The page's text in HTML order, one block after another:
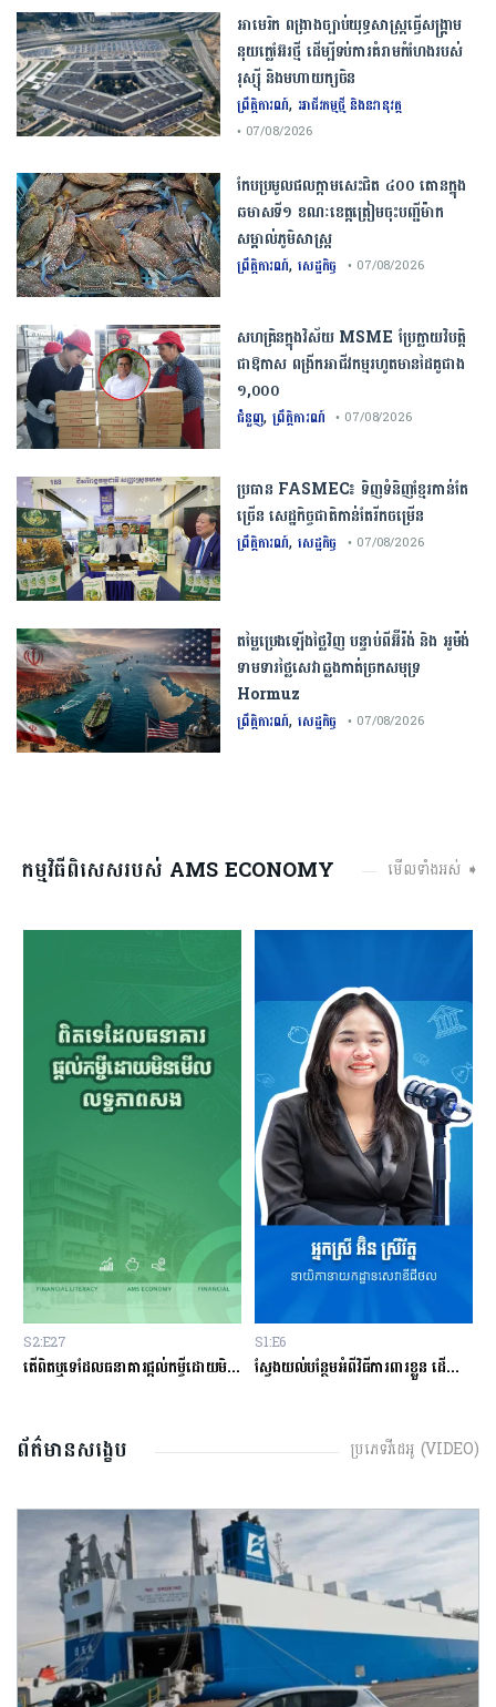
​អាមេរិក​ ពង្រាងច្បាប់​យុទ្ធសាស្ត្រ​ធ្វើ​សង្គ្រាម​
នុយក្លេអ៊ែរ​ថ្មី ដើម្បីទប់ការគំរាមកំហែងរបស់​
រុស្ស៊ី និងមហាយក្សចិន
ព្រឹត្តិការណ៍, អាជីវកម្មថ្មី និងនវានុវត្ត
• 07/08/2026
កែប​ប្រមូល​ផល​ក្តាម​សេះ​ជិត​ ​៤០០ ​តោន​ក្នុង​
ឆមាស​ទី​១​ ​ខណៈ​ខេត្ត​ត្រៀម​ចុះបញ្ជី​ម៉ាក​
សម្គាល់​ភូមិសាស្ត្រ​
ព្រឹត្តិការណ៍, សេដ្ឋកិច្ច • 07/08/2026
សហគ្រិនក្នុងវិស័យ MSME ប្រែក្លាយវិបត្តិ
ជាឱកាស ពង្រីកអាជីវកម្មរហូតមានដៃគូជាង
១,០០០
ជំនួញ,ព្រឹត្តិការណ៍ • 07/08/2026
ប្រធាន​​ ​FASMEC​៖​ ​ទិញ​ទំនិញ​ខ្មែរ​កាន់តែ​
ច្រើន​ ​សេដ្ឋកិច្ច​ជាតិ​កាន់តែ​រីកចម្រើន​
ព្រឹត្តិការណ៍, សេដ្ឋកិច្ច • 07/08/2026
តម្លៃប្រេងឡើងថ្លៃវិញ បន្ទាប់ពីអ៊ីរ៉ង់ និង អូម៉ង់
ទាមទារថ្លៃសេវាឆ្លងកាត់ច្រកសមុទ្រ
Hormuz
ព្រឹត្តិការណ៍, សេដ្ឋកិច្ច • 07/08/2026
កម្មវិធីពិសេសរបស់ AMS ECONOMY មើលទាំងអស់ ➧
S2:E27
តើពិតឬទេដែលធនាគារផ្ដល់កម្ចីដោយមិនសិក្សាលើលទ្ធភាពសងត្រឡប់?
S1:E6
ស្វែងយល់បន្ថែមអំពីវិធីការពារខ្លួន ដើម្បីជៀសវាងពីការឆបោកតាមបច្ចេកវិទ្យាហិរញ្ញវត្ថុ!
ព័ត៌មានសង្ខេប ប្រភេទវីដេអូ (VIDEO)